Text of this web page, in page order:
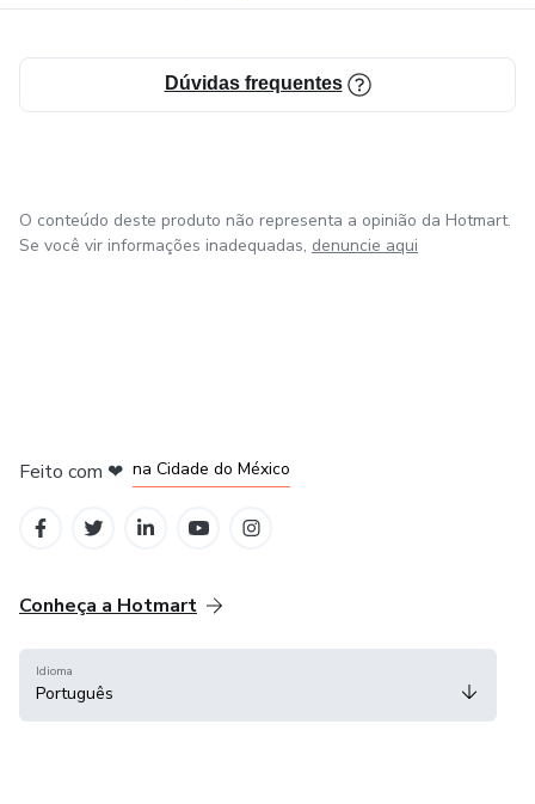
Dúvidas frequentes
O conteúdo deste produto não representa a opinião da Hotmart.
Se você vir informações inadequadas, denuncie aqui
Feito com ❤ na Cidade do México
Conheça a Hotmart
Idioma
Português